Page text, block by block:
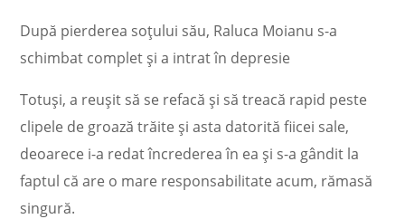
După pierderea soțului său, Raluca Moianu s-a
schimbat complet și a intrat în depresie
Totuși, a reușit să se refacă și să treacă rapid peste
clipele de groază trăite și asta datorită fiicei sale,
deoarece i-a redat încrederea în ea și s-a gândit la
faptul că are o mare responsabilitate acum, rămasă
singură.